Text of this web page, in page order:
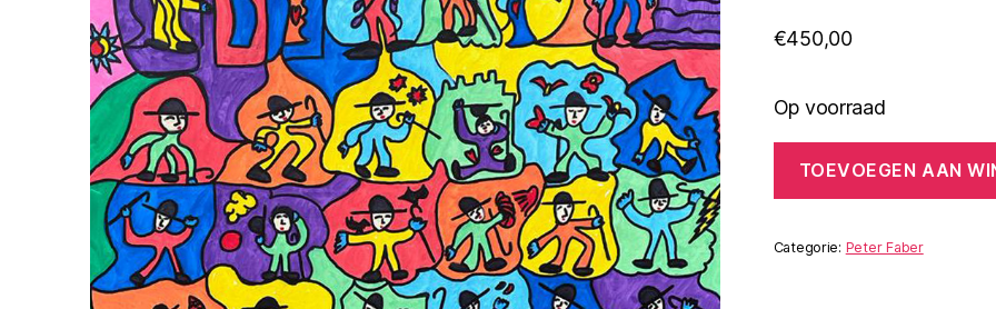
€450,00
Op voorraad
Reise
aantal
TOEVOEGEN AAN
Categorie: Peter Faber